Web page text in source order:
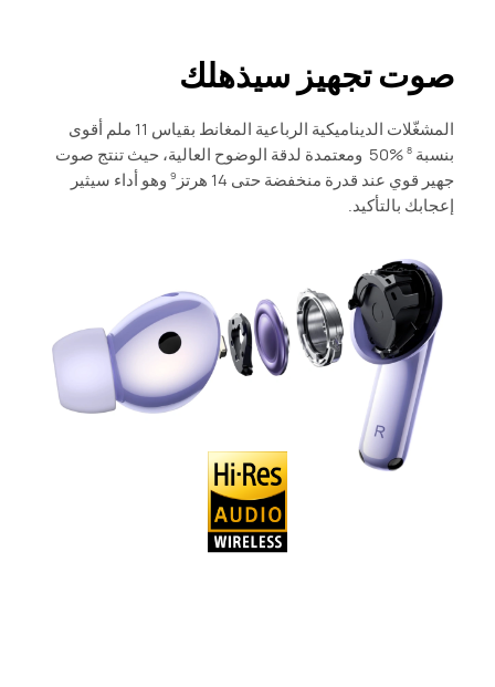
صوت تجهيز سيذهلك
المشغّلات الديناميكية الرباعية المغانط بقياس 11 ملم أقوى
بنسبة ‎ 50% ‎8
ومعتمدة لدقة الوضوح العالية، حيث تنتج صوت
جهير قوي عند قدرة منخفضة حتى 14 هرتز
9 وهو أداء سيثير
إعجابك بالتأكيد.